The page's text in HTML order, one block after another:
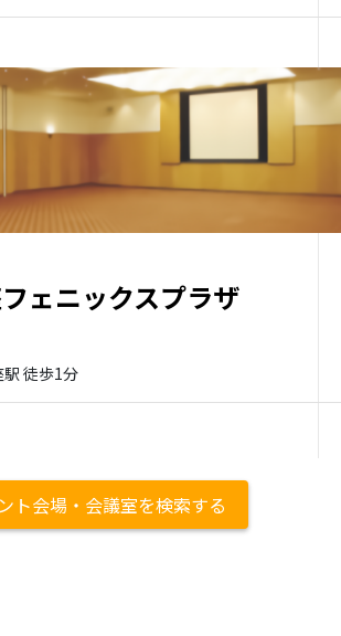
ェニックスプラザ
徒歩1分
ト会場・会議室を検索する